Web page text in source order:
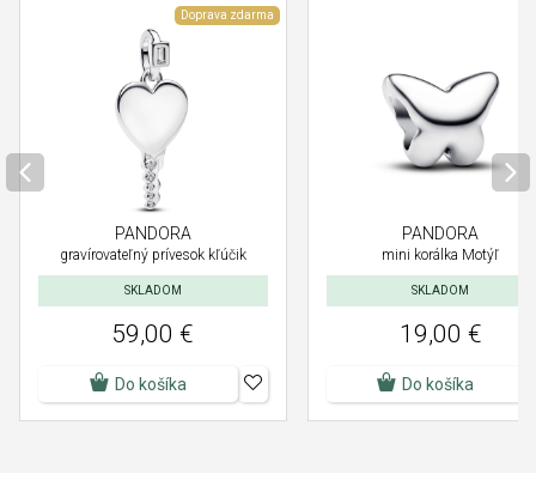
Doprava zdarma
PANDORA
gravírovateľný prívesok kľúčik
SKLADOM
59,00 €
Do košíka
PANDORA
mini korálka Motýľ
SKLADOM
19,00 €
Do košíka